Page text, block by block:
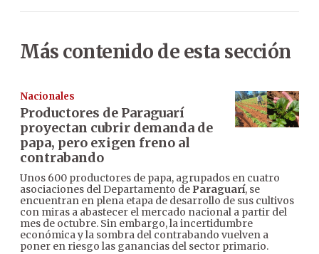
Más contenido de esta sección
Nacionales
Productores de Paraguarí
proyectan cubrir demanda de
papa, pero exigen freno al
contrabando
Unos 600 productores de papa, agrupados en cuatro
asociaciones del Departamento de Paraguarí, se
encuentran en plena etapa de desarrollo de sus cultivos
con miras a abastecer el mercado nacional a partir del
mes de octubre. Sin embargo, la incertidumbre
económica y la sombra del contrabando vuelven a
poner en riesgo las ganancias del sector primario.